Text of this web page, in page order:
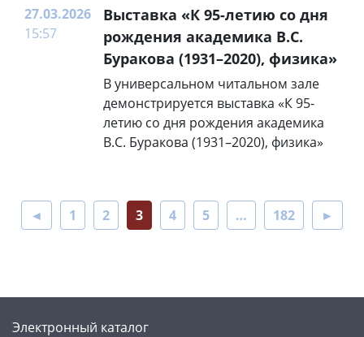
27.03.2026
15:57
Выставка «К 95-летию со дня
рождения академика В.С.
Буракова (1931–2020), физика»
В универсальном читальном зале
демонстрируется выставка «К 95-
летию со дня рождения академика
В.С. Буракова (1931–2020), физика»
◄ 1 2 3 4 5 … 182 ►
Электронный каталог